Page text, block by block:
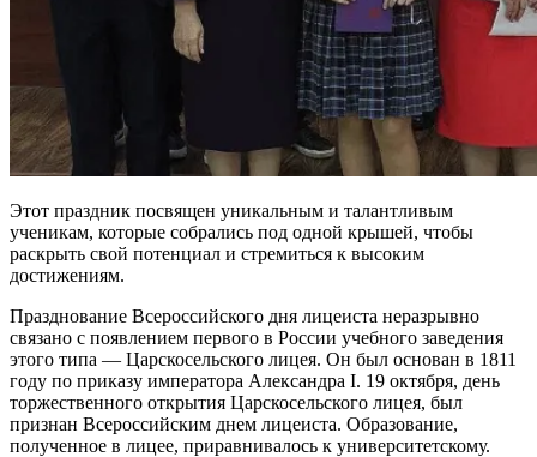
Этот праздник посвящен уникальным и талантливым
ученикам, которые собрались под одной крышей, чтобы
раскрыть свой потенциал и стремиться к высоким
достижениям.
Празднование Всероссийского дня лицеиста неразрывно
связано с появлением первого в России учебного заведения
этого типа — Царскосельского лицея. Он был основан в 1811
году по приказу императора Александра I. 19 октября, день
торжественного открытия Царскосельского лицея, был
признан Всероссийским днем лицеиста. Образование,
полученное в лицее, приравнивалось к университетскому.